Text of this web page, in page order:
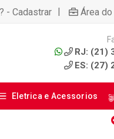
- Cadastrar | Área
RJ: (21)
ES: (27)
Eletrica e Acessorios